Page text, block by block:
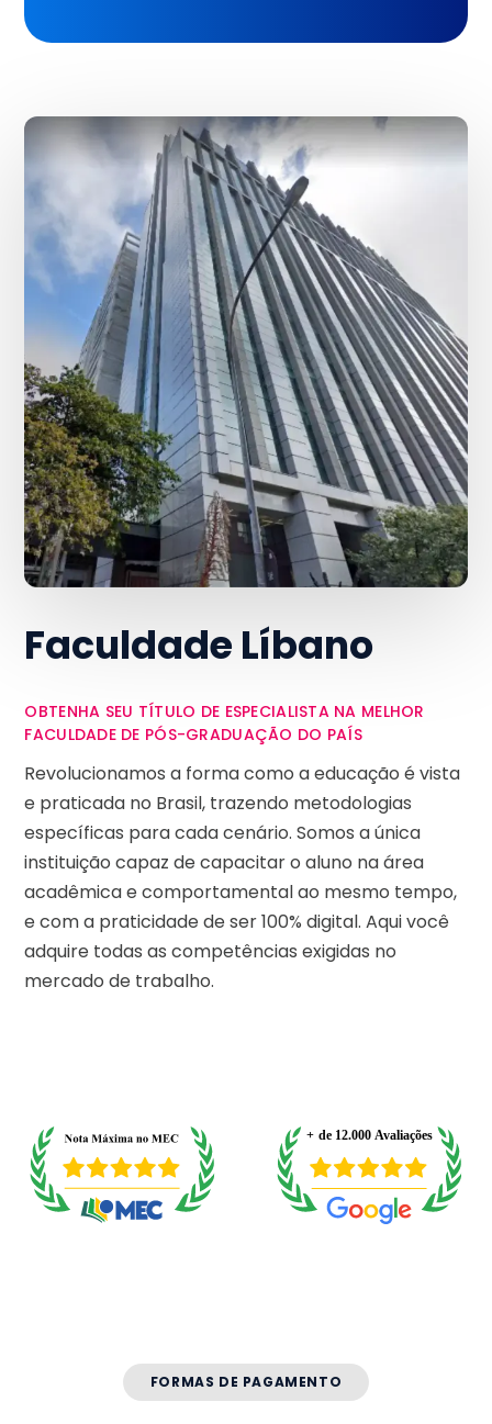
Faculdade Líbano
OBTENHA SEU TÍTULO DE ESPECIALISTA NA MELHOR
FACULDADE DE PÓS-GRADUAÇÃO DO PAÍS
Revolucionamos a forma como a educação é vista
e praticada no Brasil, trazendo metodologias
específicas para cada cenário. Somos a única
instituição capaz de capacitar o aluno na área
acadêmica e comportamental ao mesmo tempo,
e com a praticidade de ser 100% digital. Aqui você
adquire todas as competências exigidas no
mercado de trabalho.
FORMAS DE PAGAMENTO